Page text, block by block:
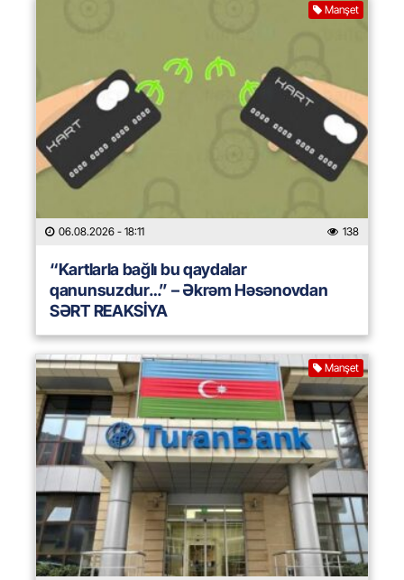
Manşet
06.08.2026 - 18:11 138
“Kartlarla bağlı bu qaydalar
qanunsuzdur…” – Əkrəm Həsənovdan
SƏRT REAKSİYA
Manşet